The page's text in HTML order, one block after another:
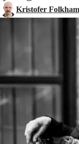
Kristofer